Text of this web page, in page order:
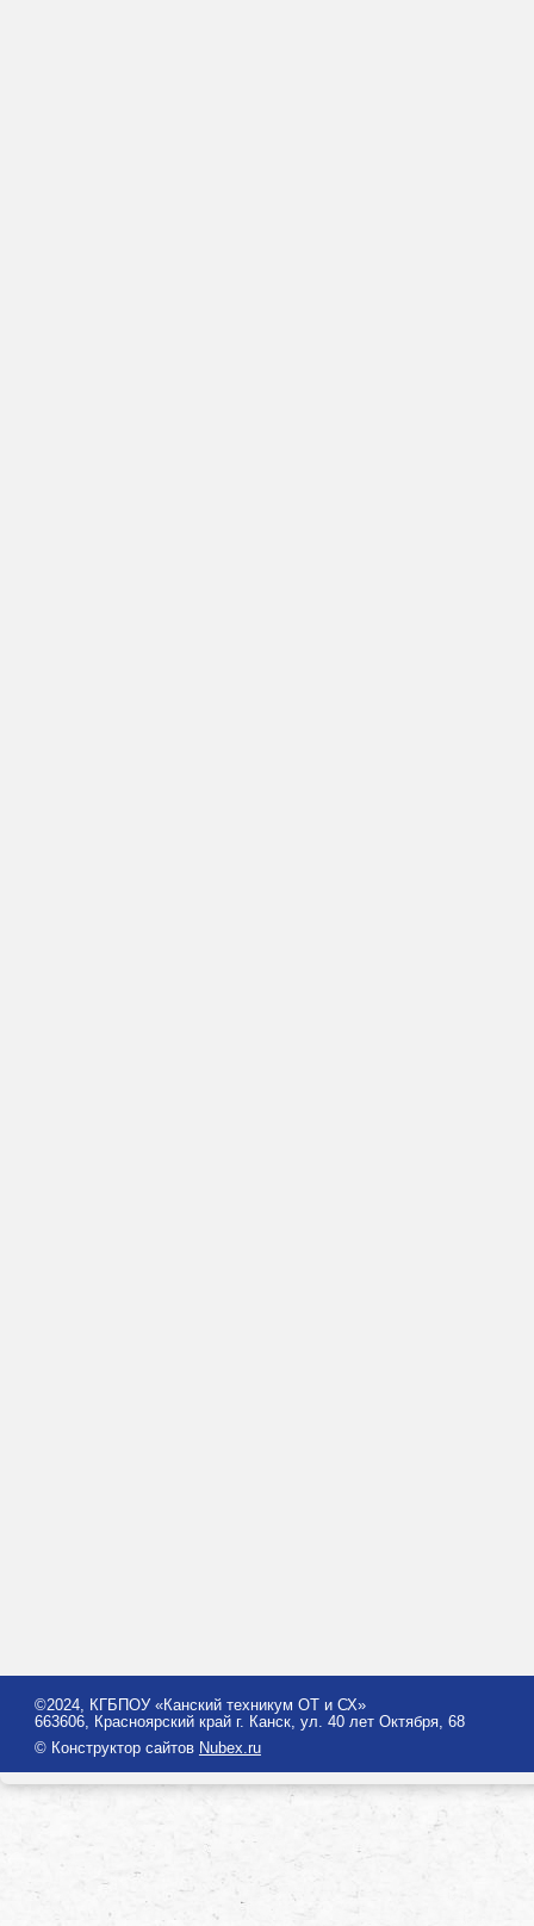
©2024, КГБПОУ «Канский техникум ОТ и СХ»
663606, Красноярский край г. Канск, ул. 40 лет Октября, 68
© Конструктор сайтов Nubex.ru